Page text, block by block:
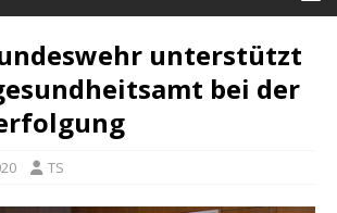
unterstützt
bei der
TS